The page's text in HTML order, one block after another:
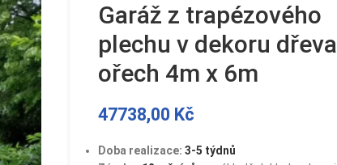
Garáž z trapézového
plechu v dekoru dřeva
ořech 4m x 6m
47738,00 Kč
Doba realizace: 3-5 týdnů